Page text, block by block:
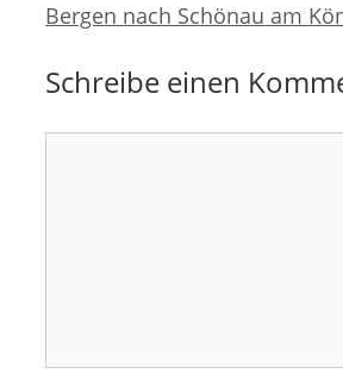
Bergen nach Schönau am
Schreibe einen